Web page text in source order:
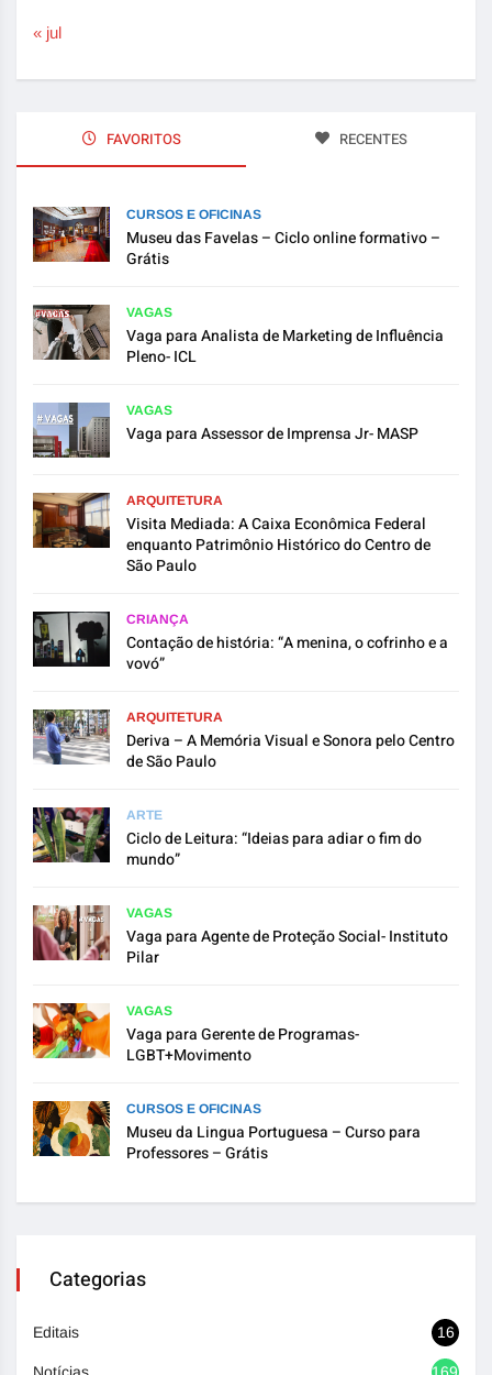
« jul
FAVORITOS RECENTES
CURSOS E OFICINAS
Museu das Favelas – Ciclo online formativo –
Grátis
VAGAS
Vaga para Analista de Marketing de Influência
Pleno- ICL
VAGAS
Vaga para Assessor de Imprensa Jr- MASP
ARQUITETURA
Visita Mediada: A Caixa Econômica Federal
enquanto Patrimônio Histórico do Centro de
São Paulo
CRIANÇA
Contação de história: “A menina, o cofrinho e a
vovó”
ARQUITETURA
Deriva – A Memória Visual e Sonora pelo Centro
de São Paulo
ARTE
Ciclo de Leitura: “Ideias para adiar o fim do
mundo”
VAGAS
Vaga para Agente de Proteção Social- Instituto
Pilar
VAGAS
Vaga para Gerente de Programas-
LGBT+Movimento
CURSOS E OFICINAS
Museu da Lingua Portuguesa – Curso para
Professores – Grátis
Categorias
Editais 16
Notícias 1692